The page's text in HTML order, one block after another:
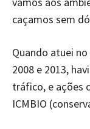
caçamos sem
Quando atuei
2008 e 2013,
tráfico, e ações
ICMBIO